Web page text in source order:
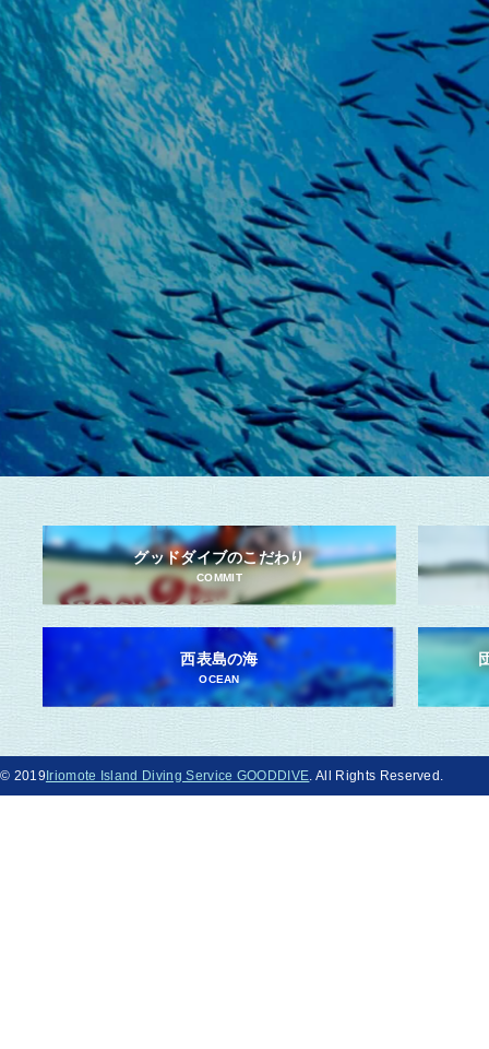
グッドダイブのこだわり
COMMIT
西表島の海
OCEAN
© 2019 Iriomote Island Diving Service GOODDIVE. All Rights Reserved.